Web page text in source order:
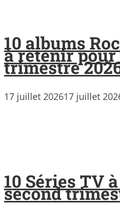
10 albums
à retenir pour
trimestre
17 juillet 202617 juillet
10 Séries TV
second